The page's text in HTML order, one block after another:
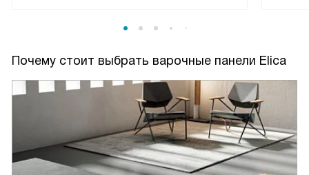
Почему стоит выбрать варочные панели Elica